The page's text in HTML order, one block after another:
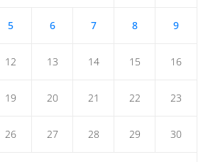
5 6 7 8 9
12 13 14 15 16
19 20 21 22 23
26 27 28 29 30